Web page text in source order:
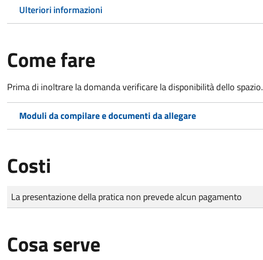
Ulteriori informazioni
Come fare
Prima di inoltrare la domanda verificare la disponibilità dello spazio.
Moduli da compilare e documenti da allegare
Costi
Tipo di pagamento
Importo
La presentazione della pratica non prevede alcun pagamento
Cosa serve